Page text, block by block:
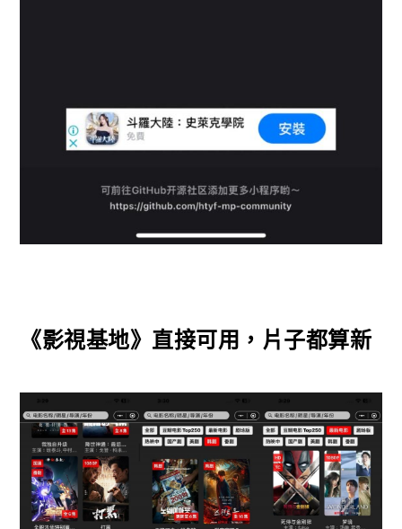
《影視基地》直接可用，片子都算新